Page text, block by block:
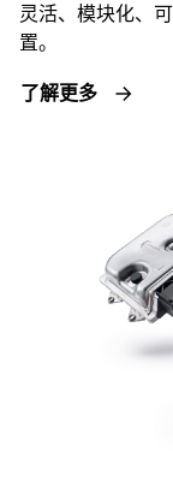
灵活、模块化、
置。
了解更多